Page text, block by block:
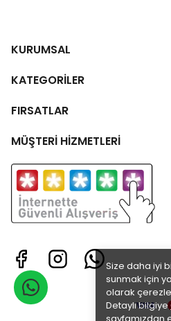
Size daha iyi
sunmak için
olarak
Detaylı bilgiye
KURUMSAL
KATEGORİLER
FIRSATLAR
MÜŞTERİ HİZMETLERİ